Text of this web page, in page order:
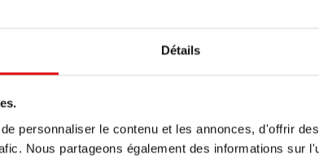
Détails
personnaliser le contenu et les annonces, d'offrir
Nous partageons également des informations sur